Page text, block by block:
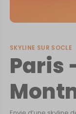
SKYLINE SUR SOCLE
Paris